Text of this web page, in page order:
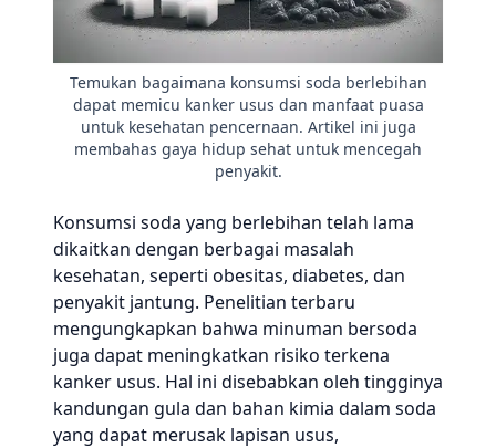
Temukan bagaimana konsumsi soda berlebihan
dapat memicu kanker usus dan manfaat puasa
untuk kesehatan pencernaan. Artikel ini juga
membahas gaya hidup sehat untuk mencegah
penyakit.
Konsumsi soda yang berlebihan telah lama
dikaitkan dengan berbagai masalah
kesehatan, seperti obesitas, diabetes, dan
penyakit jantung. Penelitian terbaru
mengungkapkan bahwa minuman bersoda
juga dapat meningkatkan risiko terkena
kanker usus. Hal ini disebabkan oleh tingginya
kandungan gula dan bahan kimia dalam soda
yang dapat merusak lapisan usus,